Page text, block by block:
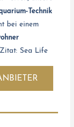
Technik
bei einem
Zitat: Sea Life